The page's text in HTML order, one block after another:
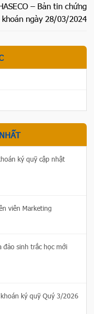
– Bản tin chứng
khoán ngày 28/03/2024
ký quỹ cập nhật
viên Marketing
đảo sinh trắc học mới
ký quỹ Quý 3/2026